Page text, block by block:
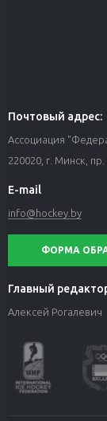
Почтовый адрес:
Ассоциация
220020, г. Минск,
E-mail
info@hockey.by
ФОРМА
Главный
Алексей Рогалевич